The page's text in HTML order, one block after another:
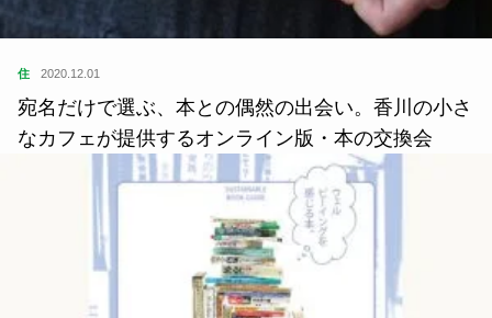
住 2020.12.01
宛名だけで選ぶ、本との偶然の出会い。香川の小さ
なカフェが提供するオンライン版・本の交換会